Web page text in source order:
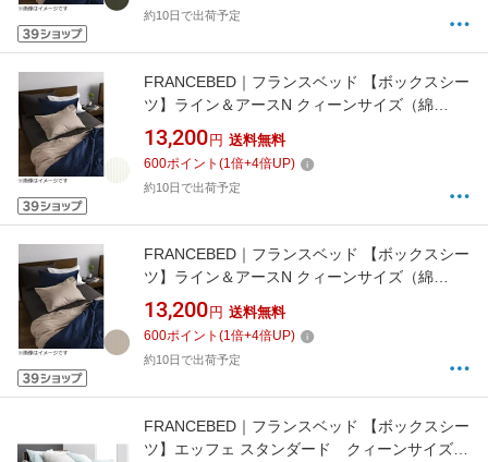
約10日で出荷予定
FRANCEBED｜フランスベッド 【ボックスシー
ツ】ライン＆アースN クィーンサイズ（綿
100％/170×195×35cm/ホワイト） フランスベ
ッド
13,200 円 送料無料
600ポイント (1倍+4倍UP)
約10日で出荷予定
FRANCEBED｜フランスベッド 【ボックスシー
ツ】ライン＆アースN クィーンサイズ（綿
100％/170×195×35cm/ベージュ） フランスベ
ッド
13,200 円 送料無料
600ポイント (1倍+4倍UP)
約10日で出荷予定
FRANCEBED｜フランスベッド 【ボックスシー
ツ】エッフェ スタンダード クィーンサイズ